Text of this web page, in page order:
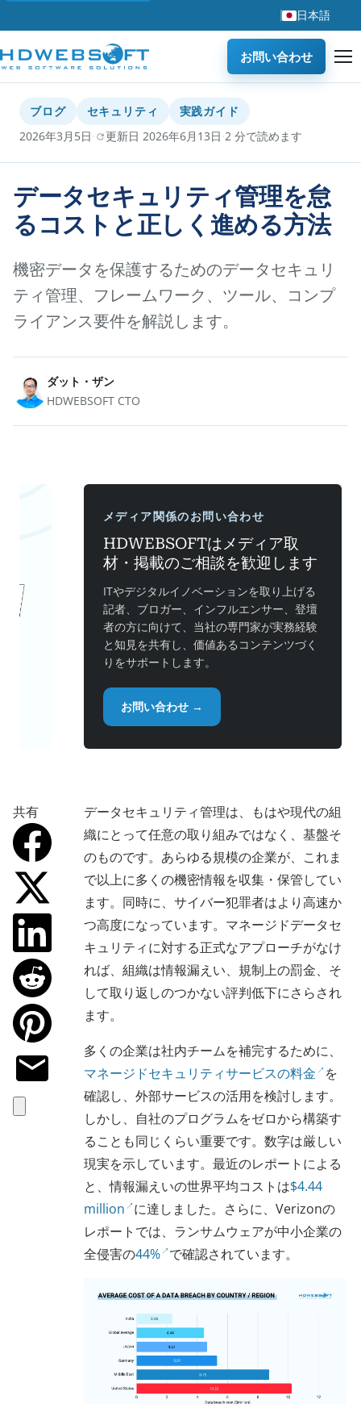
日本語
お問い合わせ
ブログ セキュリティ
実践ガイド
2026年3月5日· 更新日 2026年6月13日·2 分で読めます
データセキュリティ管理を怠
るコストと正しく進める方法
機密データを保護するためのデータセキュリ
ティ管理、フレームワーク、ツール、コンプ
ライアンス要件を解説します。
ダット・ザン
HDWEBSOFT CTO
メディア関係のお問い合わせ
HDWEBSOFTはメディア取
材・掲載のご相談を歓迎します
ITやデジタルイノベーションを取り上げる
記者、ブロガー、インフルエンサー、登壇
者の方に向けて、当社の専門家が実務経験
と知見を共有し、価値あるコンテンツづく
りをサポートします。
お問い合わせ →
共有
データセキュリティ管理は、もはや現代の組
織にとって任意の取り組みではなく、基盤そ
のものです。あらゆる規模の企業が、これま
で以上に多くの機密情報を収集・保管してい
ます。同時に、サイバー犯罪者はより高速か
つ高度になっています。マネージドデータセ
キュリティに対する正式なアプローチがなけ
れば、組織は情報漏えい、規制上の罰金、そ
して取り返しのつかない評判低下にさらされ
ます。
多くの企業は社内チームを補完するために、
マネージドセキュリティサービスの料金
を
確認し、外部サービスの活用を検討します。
しかし、自社のプログラムをゼロから構築す
ることも同じくらい重要です。数字は厳しい
現実を示しています。最近のレポートによる
と、情報漏えいの世界平均コストは$4.44
million に達しました。さらに、Verizonの
レポートでは、ランサムウェアが中小企業の
全侵害の44% で確認されています。